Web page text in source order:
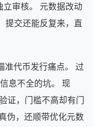
审核。 元数据改动
提交还能反复来，直
准代币发行痛点。 过
息不全的坑。 现
证，门槛不高却有门
伪，还顺带优化元数